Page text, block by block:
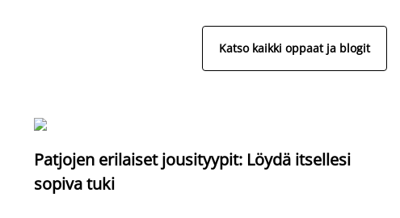
Katso kaikki oppaat ja blogit
Patjojen erilaiset jousityypit: Löydä itsellesi
sopiva tuki